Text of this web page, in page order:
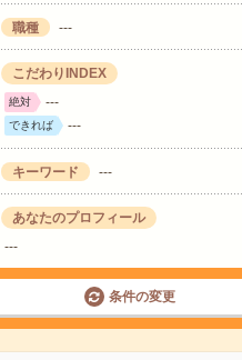
職種 ---
こだわりINDEX
絶対 ---
できれば ---
キーワード ---
あなたのプロフィール
---
条件の変更